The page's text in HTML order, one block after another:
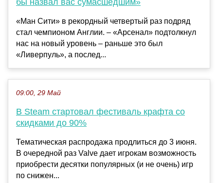
бы назвал вас сумасшедшим»
«Ман Сити» в рекордный четвертый раз подряд
стал чемпионом Англии. – «Арсенал» подтолкнул
нас на новый уровень – раньше это был
«Ливерпуль», а послед...
09:00, 29 Май
В Steam стартовал фестиваль крафта со
скидками до 90%
Тематическая распродажа продлиться до 3 июня.
В очередной раз Valve дает игрокам возможность
приобрести десятки популярных (и не очень) игр
по снижен...